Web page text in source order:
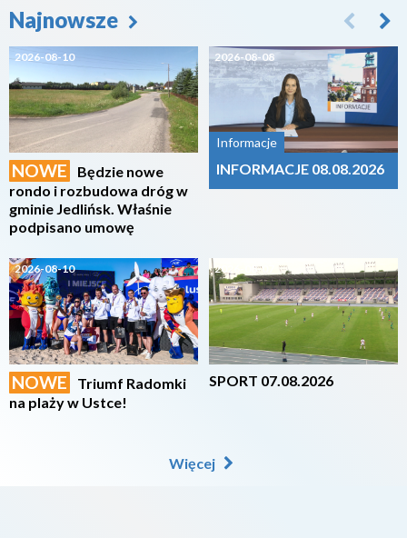
Najnowsze
2026-08-10
NOWE
Będzie nowe
rondo i rozbudowa dróg w
gminie Jedlińsk. Właśnie
podpisano umowę
2026-08-10
NOWE
Triumf Radomki
na plaży w Ustce!
2026-08-08
Informacje
INFORMACJE 08.08.2026
2026-08-07
SPORT 07.08.2026
Więcej